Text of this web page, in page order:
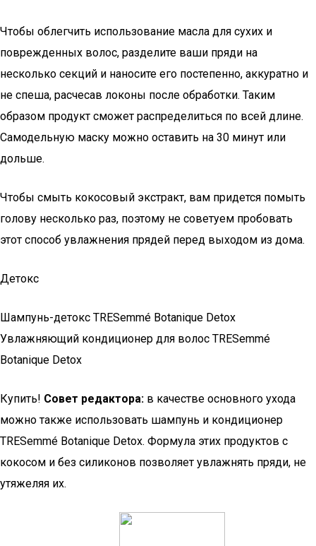
Чтобы облегчить использование масла для сухих и
поврежденных волос, разделите ваши пряди на
несколько секций и наносите его постепенно, аккуратно и
не спеша, расчесав локоны после обработки. Таким
образом продукт сможет распределиться по всей длине.
Самодельную маску можно оставить на 30 минут или
дольше.
Чтобы смыть кокосовый экстракт, вам придется помыть
голову несколько раз, поэтому не советуем пробовать
этот способ увлажнения прядей перед выходом из дома.
Детокс
Шампунь-детокс TRESemmé Botanique Detox
Увлажняющий кондиционер для волос TRESemmé
Botanique Detox
Купить! Совет редактора: в качестве основного ухода
можно также использовать шампунь и кондиционер
TRESemmé Botanique Detox. Формула этих продуктов с
кокосом и без силиконов позволяет увлажнять пряди, не
утяжеляя их.